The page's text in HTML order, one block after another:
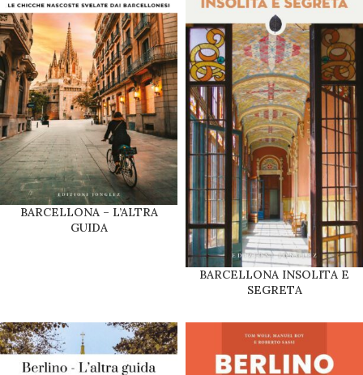
BARCELLONA – L’ALTRA
GUIDA
BARCELLONA INSOLITA E
SEGRETA